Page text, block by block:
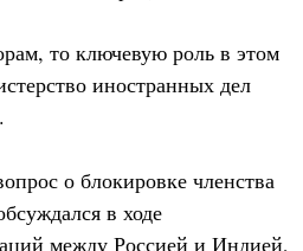
то ключевую роль в этом
иностранных дел
о блокировке членства
в ходе
между Россией и Индией,